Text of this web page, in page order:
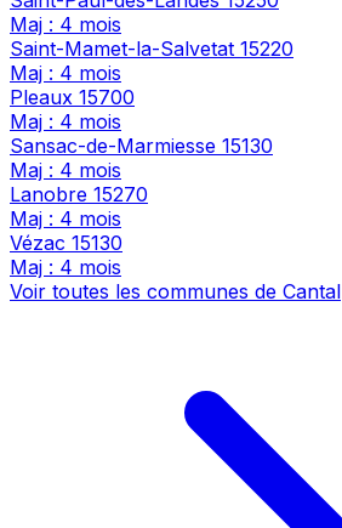
Maj : 4 mois
Saint-Mamet-la-Salvetat 15220
Maj : 4 mois
Pleaux 15700
Maj : 4 mois
Sansac-de-Marmiesse 15130
Maj : 4 mois
Lanobre 15270
Maj : 4 mois
Vézac 15130
Maj : 4 mois
Voir toutes les communes de Cantal